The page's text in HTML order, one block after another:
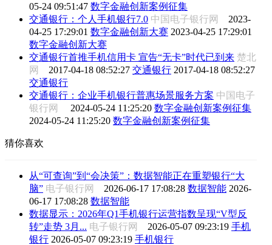
05-24 09:51:47 数字金融创新案例征集
交通银行：个人手机银行7.0 中国电子银行网 2023-
04-25 17:29:01 数字金融创新大赛 2023-04-25 17:29:01
数字金融创新大赛
交通银行首推手机信用卡 宣告“无卡”时代已到来 楚北
网 2017-04-18 08:52:27 交通银行 2017-04-18 08:52:27
交通银行
交通银行：企业手机银行普惠场景服务方案 中国电子
银行网 2024-05-24 11:25:20 数字金融创新案例征集
2024-05-24 11:25:20 数字金融创新案例征集
猜你喜欢
从“可查询”到“会决策”：数据智能正在重塑银行“大
脑” 电子银行网 2026-06-17 17:08:28 数据智能 2026-
06-17 17:08:28 数据智能
数据显示：2026年Q1手机银行运营指数呈现“V型反
转”走势 3月... 电子银行网 2026-05-07 09:23:19 手机
银行 2026-05-07 09:23:19 手机银行